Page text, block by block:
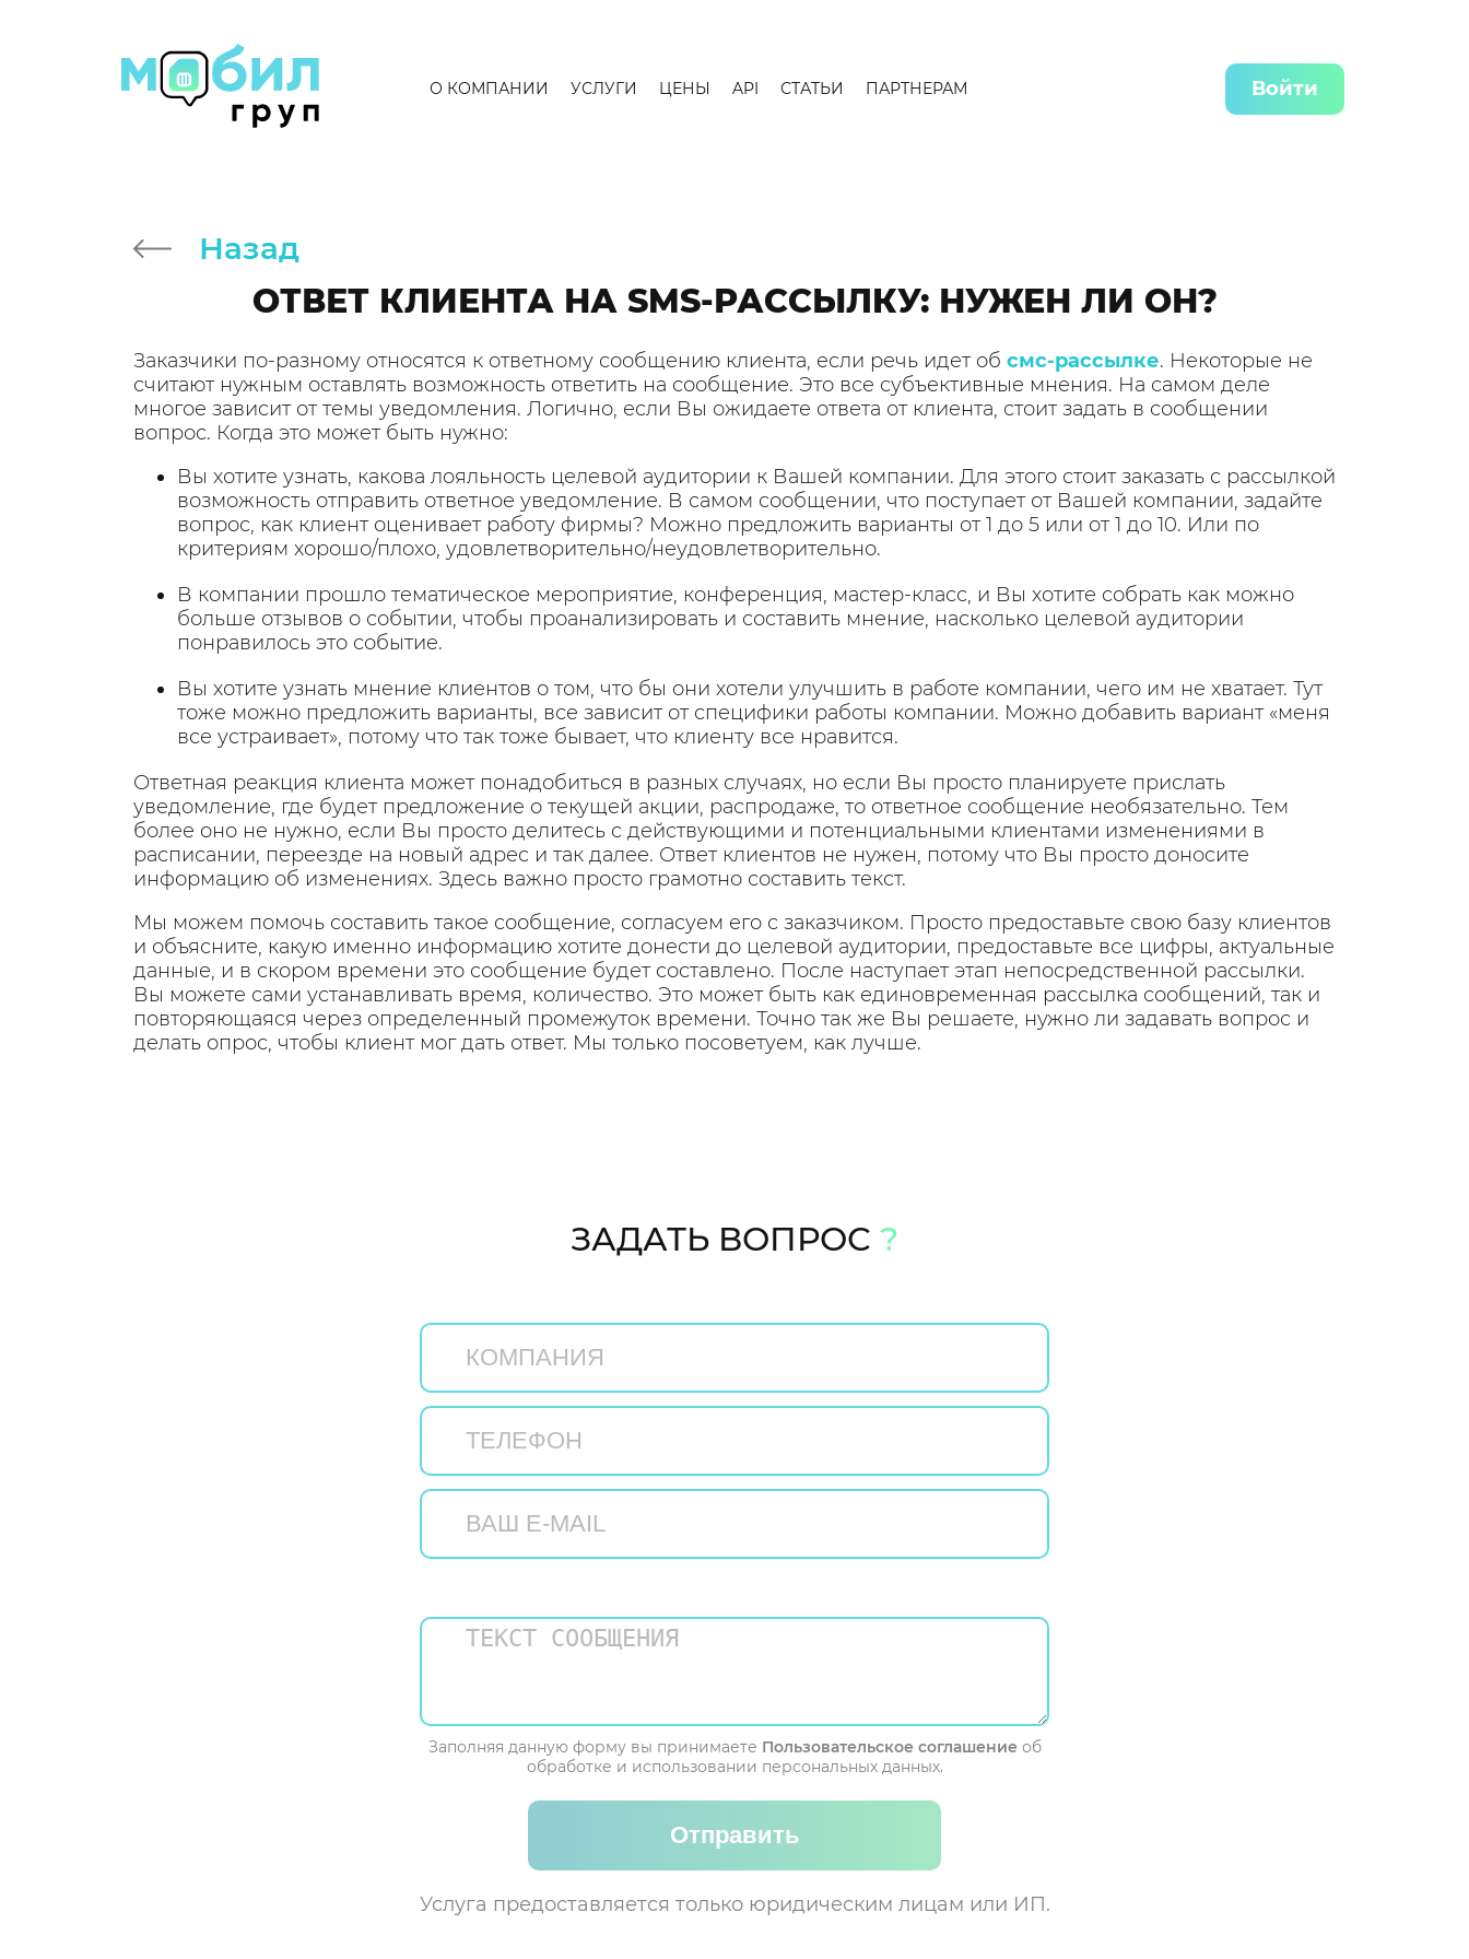
О КОМПАНИИ УСЛУГИ ЦЕНЫ API СТАТЬИ ПАРТНЕРАМ Войти
Назад
ОТВЕТ КЛИЕНТА НА SMS-РАССЫЛКУ: НУЖЕН ЛИ ОН?
Заказчики по-разному относятся к ответному сообщению клиента, если речь идет об смс-рассылке. Некоторые не
считают нужным оставлять возможность ответить на сообщение. Это все субъективные мнения. На самом деле
многое зависит от темы уведомления. Логично, если Вы ожидаете ответа от клиента, стоит задать в сообщении
вопрос. Когда это может быть нужно:
Вы хотите узнать, какова лояльность целевой аудитории к Вашей компании. Для этого стоит заказать с рассылкой
возможность отправить ответное уведомление. В самом сообщении, что поступает от Вашей компании, задайте
вопрос, как клиент оценивает работу фирмы? Можно предложить варианты от 1 до 5 или от 1 до 10. Или по
критериям хорошо/плохо, удовлетворительно/неудовлетворительно.
В компании прошло тематическое мероприятие, конференция, мастер-класс, и Вы хотите собрать как можно
больше отзывов о событии, чтобы проанализировать и составить мнение, насколько целевой аудитории
понравилось это событие.
Вы хотите узнать мнение клиентов о том, что бы они хотели улучшить в работе компании, чего им не хватает. Тут
тоже можно предложить варианты, все зависит от специфики работы компании. Можно добавить вариант «меня
все устраивает», потому что так тоже бывает, что клиенту все нравится.
Ответная реакция клиента может понадобиться в разных случаях, но если Вы просто планируете прислать
уведомление, где будет предложение о текущей акции, распродаже, то ответное сообщение необязательно. Тем
более оно не нужно, если Вы просто делитесь с действующими и потенциальными клиентами изменениями в
расписании, переезде на новый адрес и так далее. Ответ клиентов не нужен, потому что Вы просто доносите
информацию об изменениях. Здесь важно просто грамотно составить текст.
Мы можем помочь составить такое сообщение, согласуем его с заказчиком. Просто предоставьте свою базу клиентов
и объясните, какую именно информацию хотите донести до целевой аудитории, предоставьте все цифры, актуальные
данные, и в скором времени это сообщение будет составлено. После наступает этап непосредственной рассылки.
Вы можете сами устанавливать время, количество. Это может быть как единовременная рассылка сообщений, так и
повторяющаяся через определенный промежуток времени. Точно так же Вы решаете, нужно ли задавать вопрос и
делать опрос, чтобы клиент мог дать ответ. Мы только посоветуем, как лучше.
ЗАДАТЬ ВОПРОС ?
Заполняя данную форму вы принимаете Пользовательское соглашение об
обработке и использовании персональных данных.
Отправить
Услуга предоставляется только юридическим лицам или ИП.